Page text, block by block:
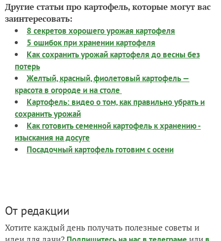
Другие статьи про картофель, которые могут вас
заинтересовать:
8 секретов хорошего урожая картофеля
5 ошибок при хранении картофеля
Как сохранить урожай картофеля до весны без
потерь
Желтый, красный, фиолетовый картофель —
красота в огороде и на столе
Картофель: видео о том, как правильно убрать и
сохранить урожай
Как готовить семенной картофель к хранению -
изыскания на досуге
Посадочный картофель готовим с осени
От редакции
Хотите каждый день получать полезные советы и